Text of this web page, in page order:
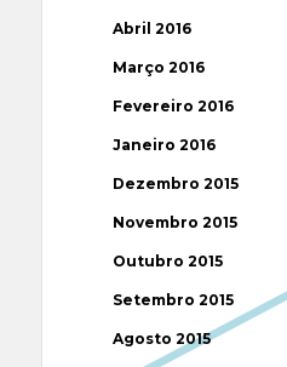
Abril 2016
Março 2016
Fevereiro 2016
Janeiro 2016
Dezembro 2015
Novembro 2015
Outubro 2015
Setembro 2015
Agosto 2015